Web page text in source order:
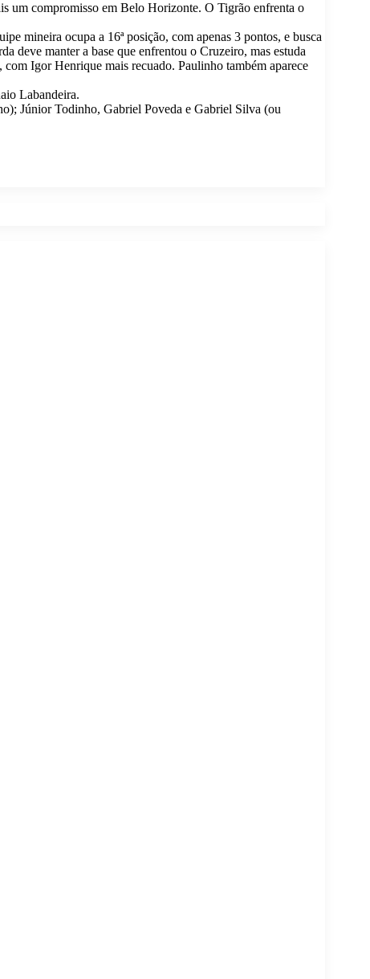
um compromisso em Belo Horizonte. O Tigrão enfrenta o
mineira ocupa a 16ª posição, com apenas 3 pontos, e busca
deve manter a base que enfrentou o Cruzeiro, mas estuda
Igor Henrique mais recuado. Paulinho também aparece
Labandeira.
Júnior Todinho, Gabriel Poveda e Gabriel Silva (ou